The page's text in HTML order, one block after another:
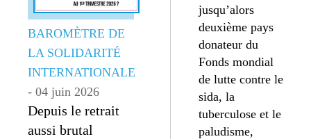
BAROMÈTRE DE
LA SOLIDARITÉ
INTERNATIONALE
- 04 juin 2026
Depuis le retrait
aussi brutal
jusqu’alors
deuxième pays
donateur du
Fonds mondial
de lutte contre le
sida, la
tuberculose et le
paludisme,